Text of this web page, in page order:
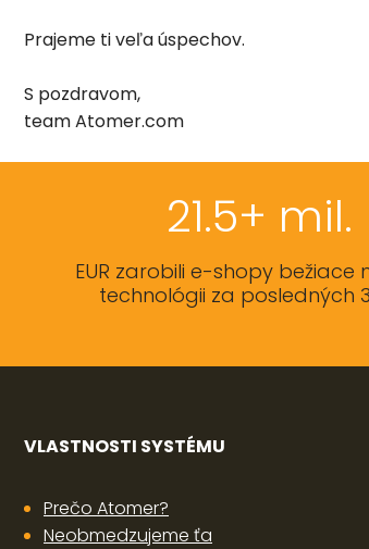
Prajeme ti veľa úspechov.
S pozdravom,
team Atomer.com
21.5+ mil.
EUR zarobili e-shopy bežiace
technológii za posledných
VLASTNOSTI SYSTÉMU
Prečo Atomer?
Neobmedzujeme ťa